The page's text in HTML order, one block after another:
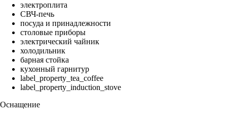
электроплита
СВЧ-печь
посуда и принадлежности
столовые приборы
электрический чайник
холодильник
барная стойка
кухонный гарнитур
label_property_tea_coffee
label_property_induction_stove
Оснащение